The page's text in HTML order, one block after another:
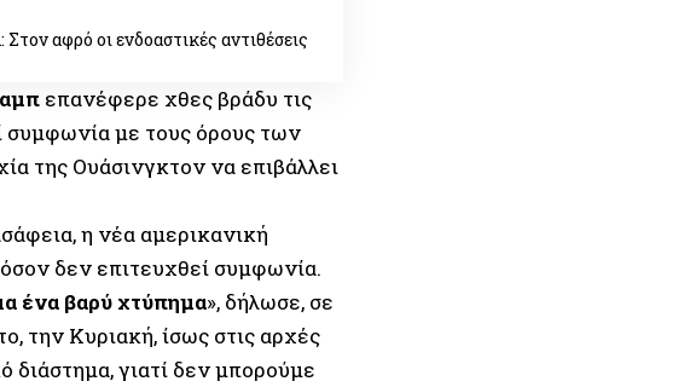
αφρό οι ενδοαστικές αντιθέσεις
επανέφερε χθες βράδυ τις
συμφωνία με τους όρους των
της Ουάσινγκτον να επιβάλλει
η νέα αμερικανική
δεν επιτευχθεί συμφωνία.
ένα βαρύ χτύπημα», δήλωσε, σε
την Κυριακή, ίσως στις αρχές
διάστημα, γιατί δεν μπορούμε